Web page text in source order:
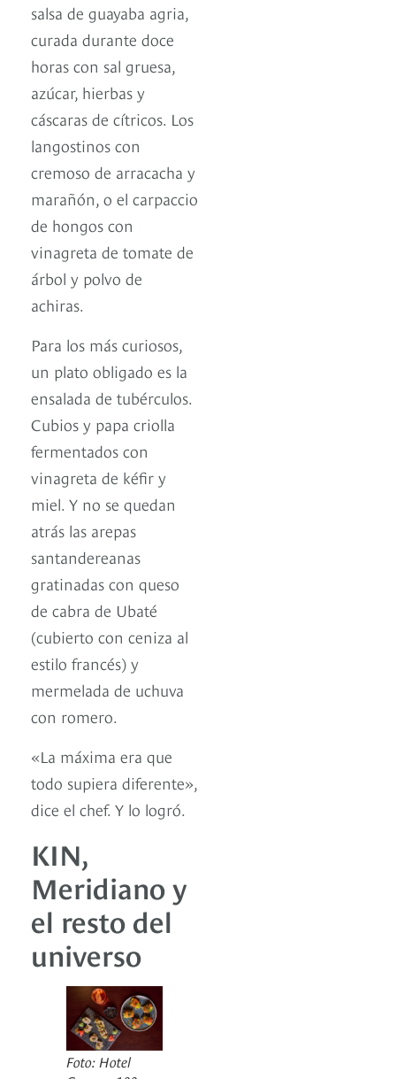
salsa de guayaba agria,
curada durante doce
horas con sal gruesa,
azúcar, hierbas y
cáscaras de cítricos. Los
langostinos con
cremoso de arracacha y
marañón, o el carpaccio
de hongos con
vinagreta de tomate de
árbol y polvo de
achiras.
Para los más curiosos,
un plato obligado es la
ensalada de tubérculos.
Cubios y papa criolla
fermentados con
vinagreta de kéfir y
miel. Y no se quedan
atrás las arepas
santandereanas
gratinadas con queso
de cabra de Ubaté
(cubierto con ceniza al
estilo francés) y
mermelada de uchuva
con romero.
«La máxima era que
todo supiera diferente»,
dice el chef. Y lo logró.
KIN,
Meridiano y
el resto del
universo
Foto: Hotel